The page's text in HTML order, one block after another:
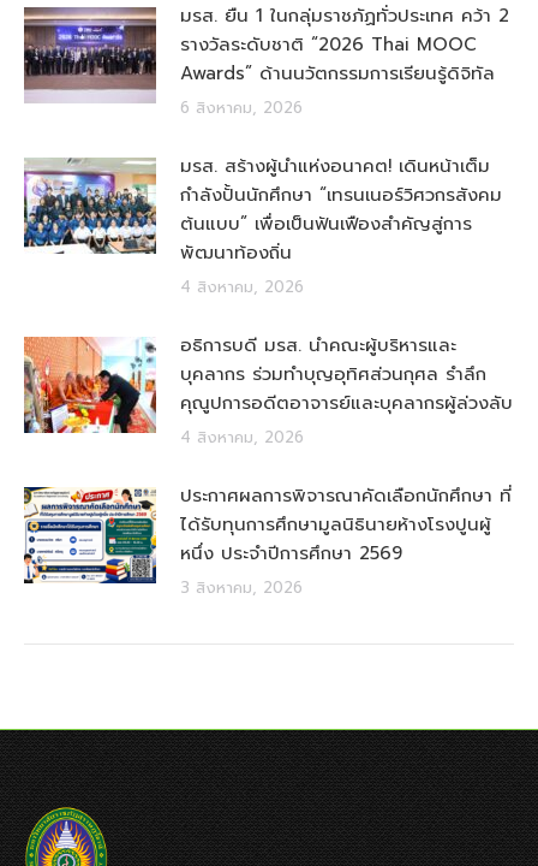
มรส. ยืน 1 ในกลุ่มราชภัฏทั่วประเทศ คว้า 2
รางวัลระดับชาติ “2026 Thai MOOC
Awards” ด้านนวัตกรรมการเรียนรู้ดิจิทัล
6 สิงหาคม, 2026
มรส. สร้างผู้นำแห่งอนาคต! เดินหน้าเต็ม
กำลังปั้นนักศึกษา “เทรนเนอร์วิศวกรสังคม
ต้นแบบ” เพื่อเป็นฟันเฟืองสำคัญสู่การ
พัฒนาท้องถิ่น
4 สิงหาคม, 2026
อธิการบดี มรส. นำคณะผู้บริหารและ
บุคลากร ร่วมทำบุญอุทิศส่วนกุศล รำลึก
คุณูปการอดีตอาจารย์และบุคลากรผู้ล่วงลับ
4 สิงหาคม, 2026
ประกาศผลการพิจารณาคัดเลือกนักศึกษา ที่
ได้รับทุนการศึกษามูลนิธินายห้างโรงปูนผู้
หนึ่ง ประจำปีการศึกษา 2569
3 สิงหาคม, 2026